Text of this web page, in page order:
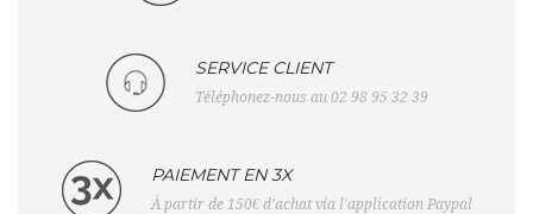
SERVICE CLIENT
Téléphonez-nous au 02 98 95 32 39
PAIEMENT EN 3X
À partir de 150€ d'achat via l'application Paypal